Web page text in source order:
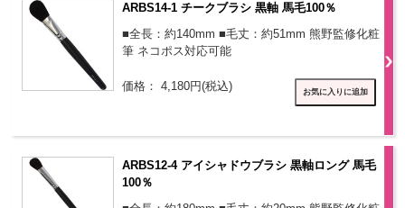
ARBS14-1 チークブラシ 黒軸 馬毛100％
■全長：約140mm ■毛丈：約51mm 熊野監修化粧
筆 ネコポス対応可能
価格： 4,180円(税込)
ARBS12-4 アイシャドウブラシ 黒軸ロング 馬毛
100％